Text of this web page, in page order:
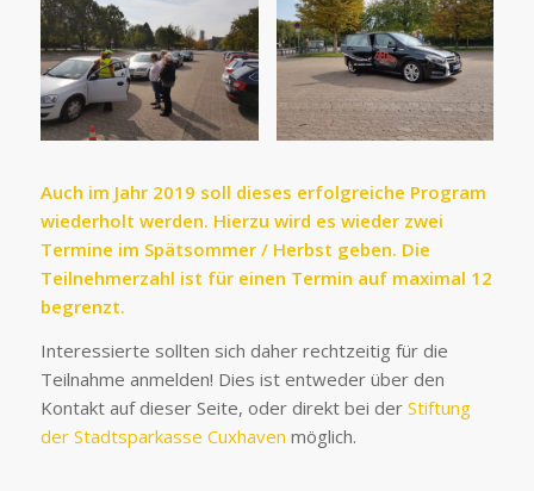
Auch im Jahr 2019 soll dieses erfolgreiche Program
wiederholt werden. Hierzu wird es wieder zwei
Termine im Spätsommer / Herbst geben. Die
Teilnehmerzahl ist für einen Termin auf maximal 12
begrenzt.
Interessierte sollten sich daher rechtzeitig für die
Teilnahme anmelden! Dies ist entweder über den
Kontakt auf dieser Seite, oder direkt bei der Stiftung
der Stadtsparkasse Cuxhaven möglich.